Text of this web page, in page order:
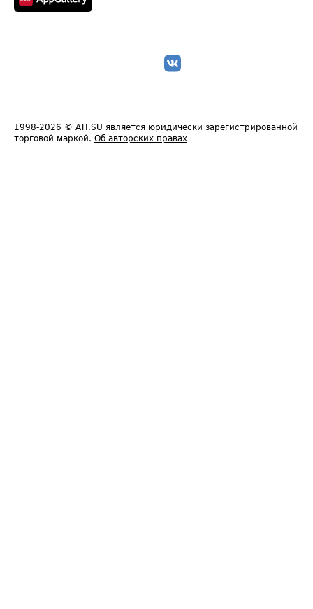
1998-2026 © ATI.SU является юридически зарегистрированной
торговой маркой. Об авторских правах